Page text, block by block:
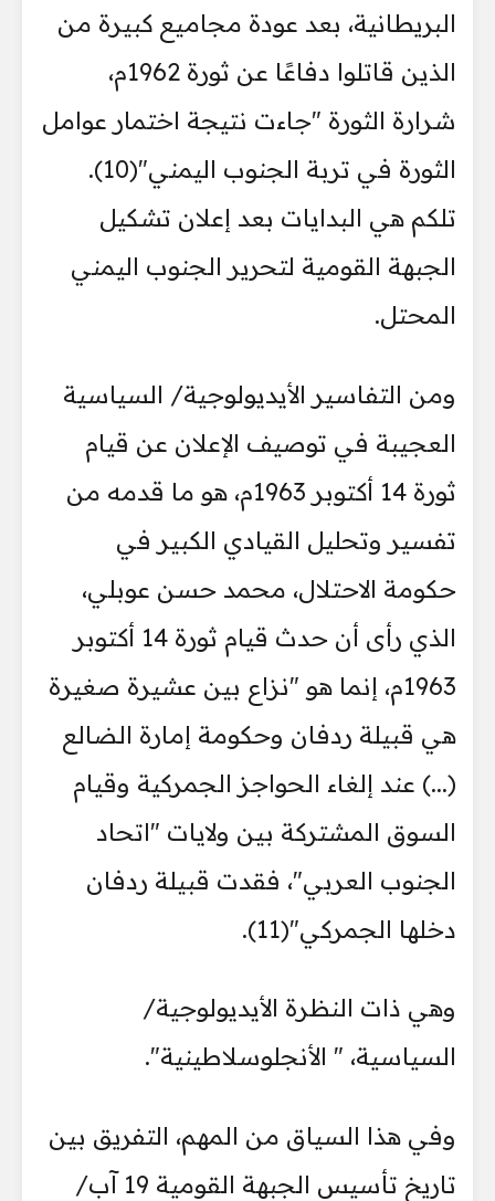
البريطانية، بعد عودة مجاميع كبيرة من
الذين قاتلوا دفاعًا عن ثورة 1962م،
شرارة الثورة "جاءت نتيجة اختمار عوامل
الثورة في تربة الجنوب اليمني"(10).
تلكم هي البدايات بعد إعلان تشكيل
الجبهة القومية لتحرير الجنوب اليمني
المحتل.
ومن التفاسير الأيديولوجية/ السياسية
العجيبة في توصيف الإعلان عن قيام
ثورة 14 أكتوبر 1963م، هو ما قدمه من
تفسير وتحليل القيادي الكبير في
حكومة الاحتلال، محمد حسن عوبلي،
الذي رأى أن حدث قيام ثورة 14 أكتوبر
1963م، إنما هو "نزاع بين عشيرة صغيرة
هي قبيلة ردفان وحكومة إمارة الضالع
(...) عند إلغاء الحواجز الجمركية وقيام
السوق المشتركة بين ولايات "اتحاد
الجنوب العربي"، فقدت قبيلة ردفان
دخلها الجمركي"(11).
وهي ذات النظرة الأيديولوجية/
السياسية، " الأنجلوسلاطينية".
وفي هذا السياق من المهم، التفريق بين
تاريخ تأسيس الجبهة القومية 19 آب/